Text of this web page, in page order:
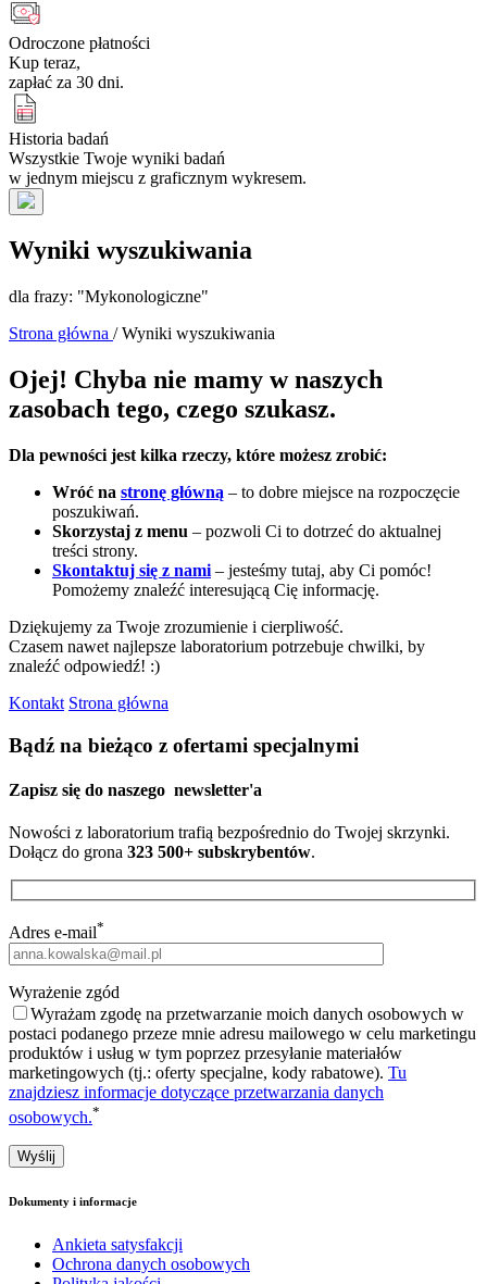
Odroczone płatności
Kup teraz,
zapłać za 30 dni.
Historia badań
Wszystkie Twoje wyniki badań
w jednym miejscu z graficznym wykresem.
Wyniki wyszukiwania
dla frazy: "Mykonologiczne"
Strona główna / Wyniki wyszukiwania
Ojej! Chyba nie mamy w naszych
zasobach tego, czego szukasz.
Dla pewności jest kilka rzeczy, które możesz zrobić:
Wróć na stronę główną – to dobre miejsce na rozpoczęcie
poszukiwań.
Skorzystaj z menu – pozwoli Ci to dotrzeć do aktualnej
treści strony.
Skontaktuj się z nami – jesteśmy tutaj, aby Ci pomóc!
Pomożemy znaleźć interesującą Cię informację.
Dziękujemy za Twoje zrozumienie i cierpliwość.
Czasem nawet najlepsze laboratorium potrzebuje chwilki, by
znaleźć odpowiedź! :)
Kontakt Strona główna
Bądź na bieżąco z ofertami specjalnymi
Zapisz się do naszego newsletter'a
Nowości z laboratorium trafią bezpośrednio do Twojej skrzynki.
Dołącz do grona 323 500+ subskrybentów.
Adres e-mail*
Wyrażenie zgód
Wyrażam zgodę na przetwarzanie moich danych osobowych w
postaci podanego przeze mnie adresu mailowego w celu marketingu
produktów i usług w tym poprzez przesyłanie materiałów
marketingowych (tj.: oferty specjalne, kody rabatowe). Tu
znajdziesz informacje dotyczące przetwarzania danych
osobowych.*
Dokumenty i informacje
Ankieta satysfakcji
Ochrona danych osobowych